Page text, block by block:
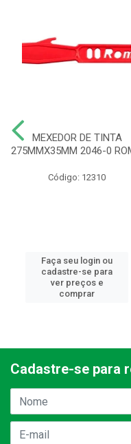
MEXEDOR DE TINTA
275MMX35MM 2046-0
Código: 12310
Faça seu login ou
cadastre-se para
ver preços e
comprar
Cadastre-se para